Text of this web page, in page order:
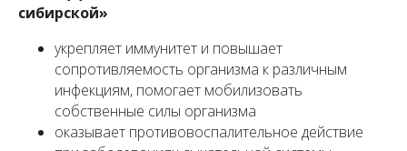
сибирской»
укрепляет иммунитет и повышает
сопротивляемость организма к различным
инфекциям, помогает мобилизовать
собственные силы организма
оказывает противовоспалительное действие